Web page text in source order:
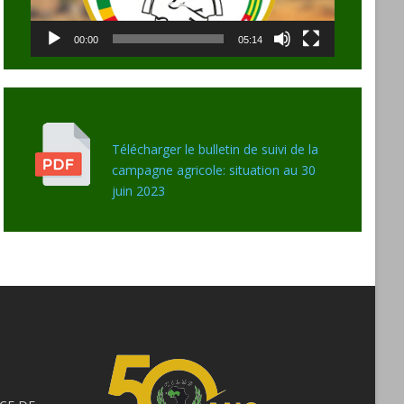
00:00 05:14
Télécharger le bulletin de suivi de la
campagne agricole: situation au 30
juin 2023